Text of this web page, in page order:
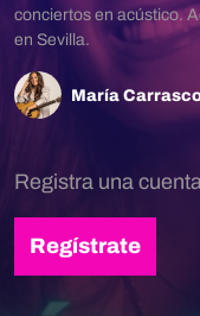
conciertos en acústico.
en Sevilla.
María
Registra una
Regístrate